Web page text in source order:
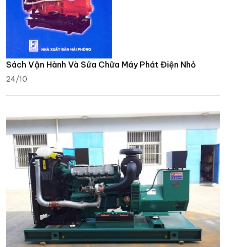
Sách Vận Hành Và Sửa Chữa Máy Phát Điện Nhỏ
24/10